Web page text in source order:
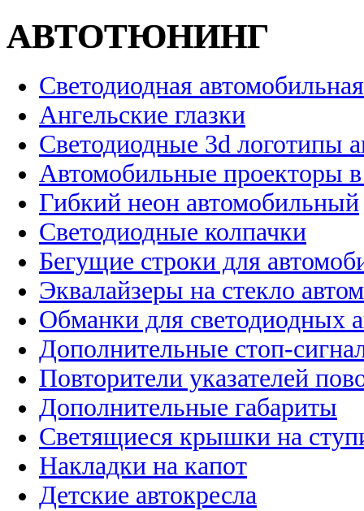
АВТОТЮНИНГ
Светодиодная
Ангельские глазки
Светодиодные 3d логотипы
Автомобильные проекторы
Гибкий неон автомобильный
Светодиодные колпачки
Бегущие строки для
Эквалайзеры на стекло
Обманки для светодиодных
Дополнительные стоп-
Повторители указателей
Дополнительные габариты
Светящиеся крышки на
Накладки на капот
Детские автокресла